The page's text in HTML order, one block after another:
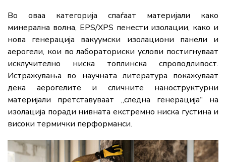
Во оваа категорија спаѓаат материјали како
минерална волна, EPS/XPS пенести изолации, како и
нова генерација вакуумски изолациони панели и
аерогели, кои во лабораториски услови постигнуваат
исклучително ниска топлинска спроводливост.
Истражувања во научната литература покажуваат
дека аерогелите и сличните наноструктурни
материјали претставуваат „следна генерација“ на
изолација поради нивната екстремно ниска густина и
високи термички перформанси.